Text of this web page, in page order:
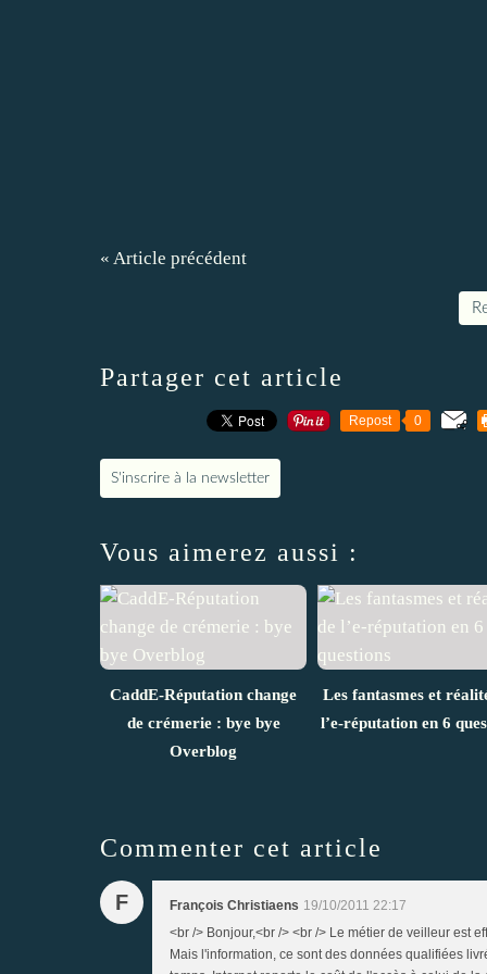
« Article précédent
Partager cet article
Repost 0
S'inscrire à la newsletter
Vous aimerez aussi :
CaddE-Réputation change
de crémerie : bye bye
Overblog
Les fantasmes et
l’e-réputation en 6
Commenter cet article
F François Christiaens 19/10/2011 22:17
<br /> Bonjour,<br /> <br /> Le métier de veilleur est
Mais l'information, ce sont des données qualifiées